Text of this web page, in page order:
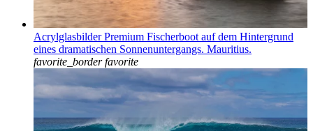
Acrylglasbilder Premium Fischerboot auf dem Hintergrund
eines dramatischen Sonnenuntergangs. Mauritius.
favorite_border favorite